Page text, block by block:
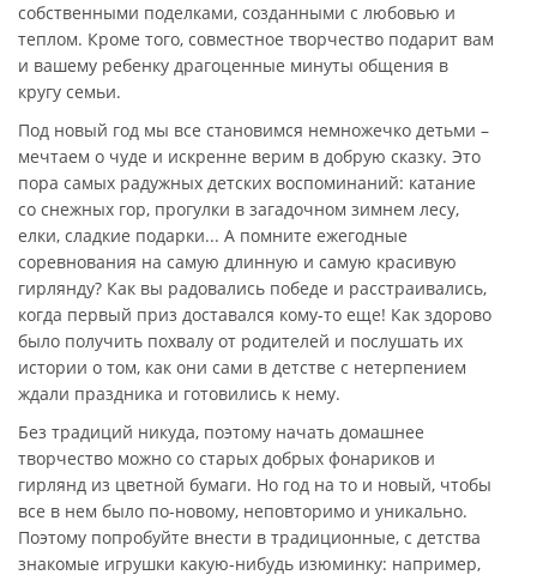
собственными поделками, созданными с любовью и
теплом. Кроме того, совместное творчество подарит вам
и вашему ребенку драгоценные минуты общения в
кругу семьи.
Под новый год мы все становимся немножечко детьми –
мечтаем о чуде и искренне верим в добрую сказку. Это
пора самых радужных детских воспоминаний: катание
со снежных гор, прогулки в загадочном зимнем лесу,
елки, сладкие подарки... А помните ежегодные
соревнования на самую длинную и самую красивую
гирлянду? Как вы радовались победе и расстраивались,
когда первый приз доставался кому-то еще! Как здорово
было получить похвалу от родителей и послушать их
истории о том, как они сами в детстве с нетерпением
ждали праздника и готовились к нему.
Без традиций никуда, поэтому начать домашнее
творчество можно со старых добрых фонариков и
гирлянд из цветной бумаги. Но год на то и новый, чтобы
все в нем было по-новому, неповторимо и уникально.
Поэтому попробуйте внести в традиционные, с детства
знакомые игрушки какую-нибудь изюминку: например,